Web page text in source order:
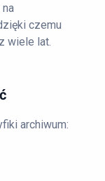
czemu
wiele lat.
archiwum: